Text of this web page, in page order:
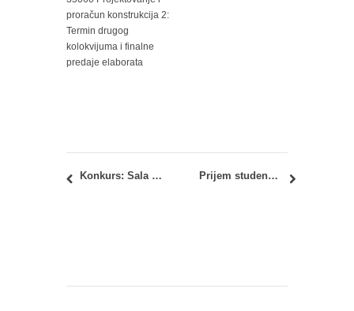
proračun konstrukcija 2:
Termin drugog
kolokvijuma i finalne
predaje elaborata
Konkurs: Sala poezije betona u Rimu (Rome Concrete Poetry Hall) Prijem studenata kod vanr.prof. dr Žikice Tekića u periodu 30.05.2016 – 01.07.2016.